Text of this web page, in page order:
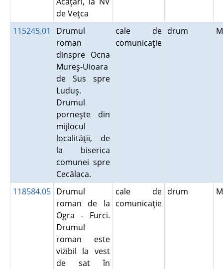
de Veţca
115245.01
Drumul
roman
dinspre Ocna
Mureş-Uioara
de Sus spre
Luduş.
Drumul
porneşte din
mijlocul
localităţii, de
la biserica
comunei spre
Cecălaca.
cale de
comunicaţie
drum
118584.05 Drumul
roman de la
Ogra - Furci.
Drumul
roman este
vizibil la vest
de sat în
cale de
comunicaţie
drum